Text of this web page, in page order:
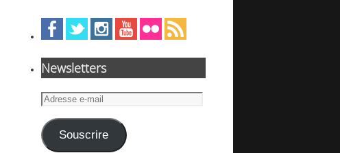
Newsletters
Adresse
mail Souscrire